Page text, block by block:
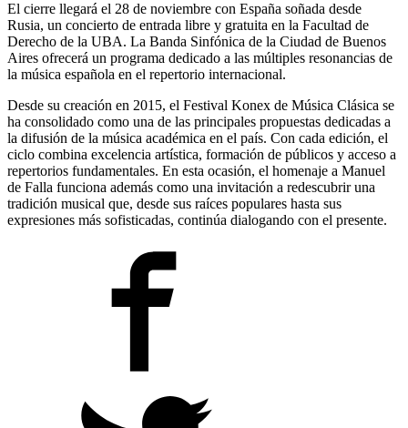
El cierre llegará el 28 de noviembre con España soñada desde
Rusia, un concierto de entrada libre y gratuita en la Facultad de
Derecho de la UBA. La Banda Sinfónica de la Ciudad de Buenos
Aires ofrecerá un programa dedicado a las múltiples resonancias de
la música española en el repertorio internacional.
Desde su creación en 2015, el Festival Konex de Música Clásica se
ha consolidado como una de las principales propuestas dedicadas a
la difusión de la música académica en el país. Con cada edición, el
ciclo combina excelencia artística, formación de públicos y acceso a
repertorios fundamentales. En esta ocasión, el homenaje a Manuel
de Falla funciona además como una invitación a redescubrir una
tradición musical que, desde sus raíces populares hasta sus
expresiones más sofisticadas, continúa dialogando con el presente.